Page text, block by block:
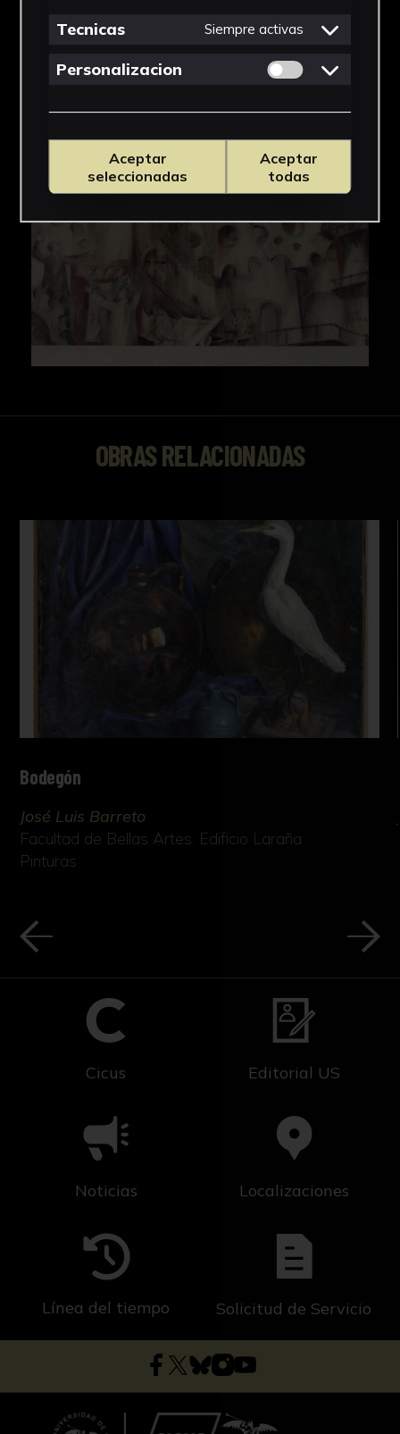
OBRAS RELACIONADAS
Bodegón
José Luis Barreto
Facultad de Bellas Artes. Edificio Laraña
Pinturas
Cicus Editorial US
Noticias Localizaciones
Línea del tiempo Solicitud de Servicio
Tecnicas Siempre activas
Personalizacion Permitir cookies
Aceptar
seleccionadas
Aceptar
todas